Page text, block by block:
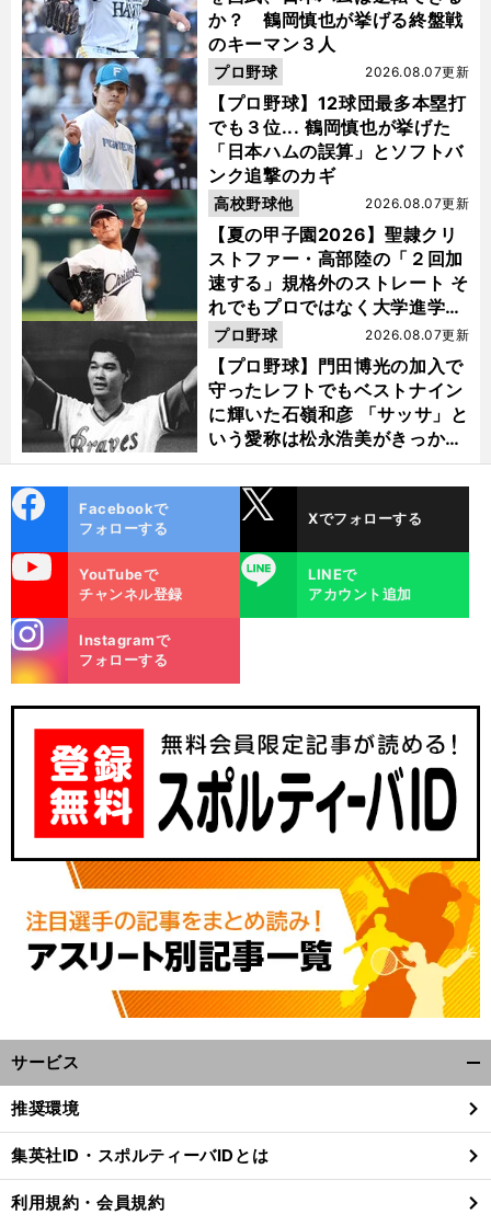
か？ 鶴岡慎也が挙げる終盤戦
のキーマン３人
【プロ野球】12球団最多本塁打
でも３位... 鶴岡慎也が挙げた
「日本ハムの誤算」とソフトバ
ンク追撃のカギ
2026.08.07更新
プロ野球
【夏の甲子園2026】聖隷クリ
ストファー・高部陸の「２回加
速する」規格外のストレート そ
れでもプロではなく大学進学を
選ぶ理由
2026.08.07更新
高校野球他
【プロ野球】門田博光の加入で
守ったレフトでもベストナイン
に輝いた石嶺和彦 「サッサ」と
いう愛称は松永浩美がきっか
け？
2026.08.07更新
プロ野球
ok
Facebookで
フォローする
Xでフォローする
YouTubeで
チャンネル登録
LINE
LINEで
アカウント追加
m
Instagramで
フォローする
サービス
閉
る
推奨環境
集英社ID・スポルティーバIDとは
利用規約・会員規約